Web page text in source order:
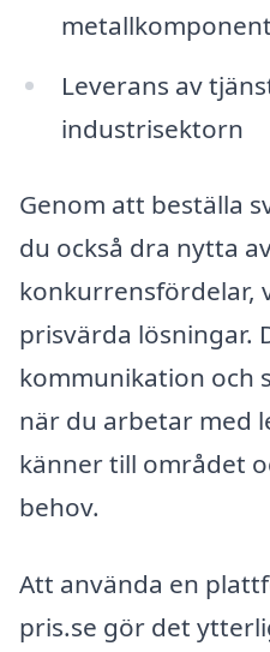
Leverans av
industrisektorn
Genom att beställa
du också dra nytta
konkurrensfördelar,
prisvärda lösningar.
kommunikation och
när du arbetar med
känner till området
behov.
Att använda en
pris.se gör det